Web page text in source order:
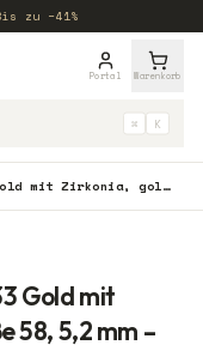
zu −41%
Portal Warenkorb
⌘ K
Schmidt Damenring aus 333 Gold mit Zirkonia, goldfarben, Größe 58, 5,2 mm – Eleganz für jeden Anlass
Gold mit
58, 5,2 mm –